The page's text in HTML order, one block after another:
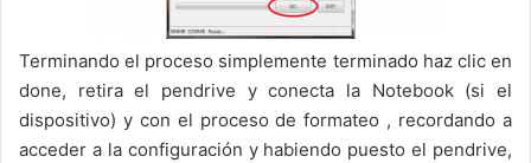
Terminando el proceso simplemente terminado haz clic en
done, retira el pendrive y conecta la Notebook (si el
dispositivo) y con el proceso de formateo , recordando a
acceder a la configuración y habiendo puesto el pendrive,